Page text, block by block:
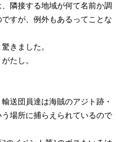
隣接する地域が何て名前か調
すが、例外もあるってことな
きました。
たし。
送団員達は海賊のアジト跡・
場所に捕らえられているので